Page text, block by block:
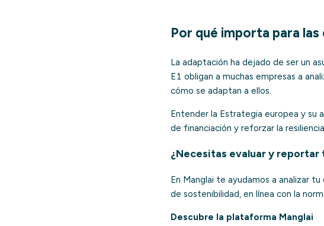
Por qué importa para las
La adaptación ha dejado de ser un
E1 obligan a muchas empresas a
cómo se adaptan a ellos.
Entender la Estrategia europea y su
de financiación y reforzar la
¿Necesitas evaluar y
En Manglai te ayudamos a analizar
de sostenibilidad, en línea con la
Descubre la plataforma Manglai